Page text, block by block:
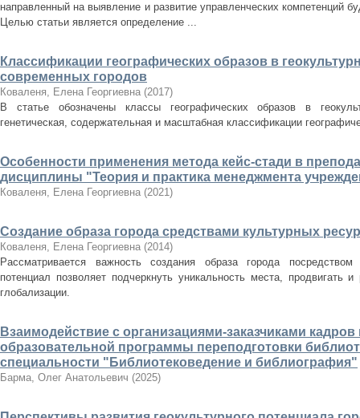
направленный на выявление и развитие управленческих компетенций
Целью статьи является определение ...
Классификации географических образов в
современных городов
Коваленя, Елена Георгиевна (2017)
В статье обозначены классы географических образов в
генетическая, содержательная и масштабная классификации
Особенности применения метода кейс-стади в
дисциплины "Теория и практика менеджмента
Коваленя, Елена Георгиевна (2021)
Создание образа города средствами культурных
Коваленя, Елена Георгиевна (2014)
Рассматривается важность создания образа города
потенциал позволяет подчеркнуть уникальность места, продвигать
глобализации.
Взаимодействие с организациями-заказчиками
образовательной программы переподготовки
специальности "Библиотековедение и библиография"
Барма, Олег Анатольевич (2025)